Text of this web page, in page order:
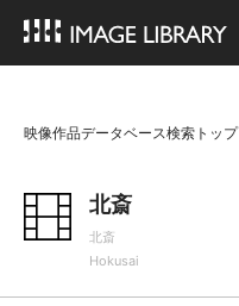
映像作品データベース検索トップ
北斎
北斎
Hokusai